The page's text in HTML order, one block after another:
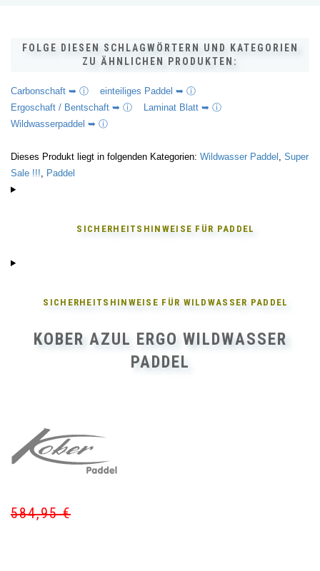
FOLGE DIESEN SCHLAGWÖRTERN UND KATEGORIEN
ZU ÄHNLICHEN PRODUKTEN:
Carbonschaft ➥ ⓘ einteiliges Paddel ➥ ⓘ
Ergoschaft / Bentschaft ➥ ⓘ
Laminat Blatt ➥ ⓘ
Wildwasserpaddel ➥ ⓘ
Dieses Produkt liegt in folgenden Kategorien: Wildwasser Paddel , Super
Sale !!!, Paddel
SICHERHEITSHINWEISE FÜR PADDEL
SICHERHEITSHINWEISE FÜR WILDWASSER PADDEL
KOBER AZUL ERGO WILDWASSER
PADDEL
584,95€